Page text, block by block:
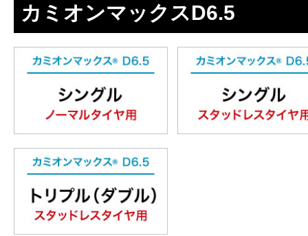
カミオンマックスD6.5